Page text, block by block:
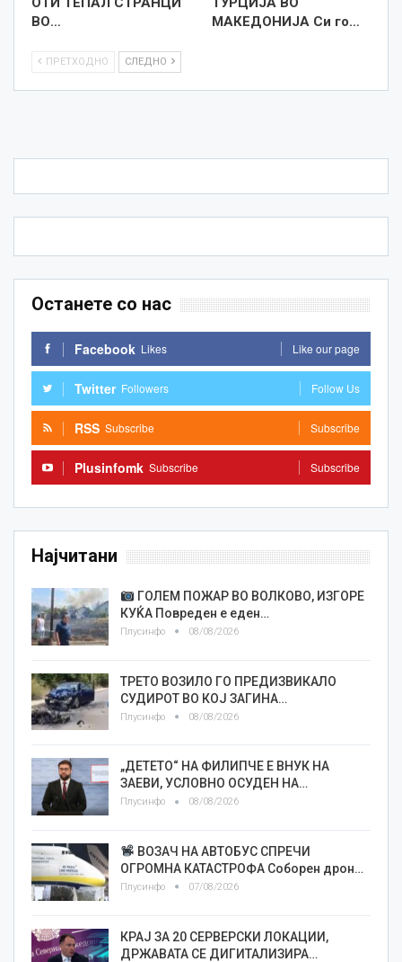
ВО…
МАКЕДОНИЈА Си го…
ПРЕТХОДНО СЛЕДНО
Останете со нас
Facebook Likes Like our page
Twitter Followers Follow Us
RSS Subscribe Subscribe
Plusinfomk Subscribe Subscribe
Најчитани
ГОЛЕМ ПОЖАР ВО ВОЛКОВО, ИЗГОРЕ
КУЌА Повреден е еден…
Плусинфо 08/08/2026
ТРЕТО ВОЗИЛО ГО ПРЕДИЗВИКАЛО
СУДИРОТ ВО КОЈ ЗАГИНА…
Плусинфо 08/08/2026
„ДЕТЕТО“ НА ФИЛИПЧЕ Е ВНУК НА
ЗАЕВИ, УСЛОВНО ОСУДЕН НА…
Плусинфо 08/08/2026
ВОЗАЧ НА АВТОБУС СПРЕЧИ
ОГРОМНА КАТАСТРОФА Соборен дрон…
Плусинфо 07/08/2026
КРАЈ ЗА 20 СЕРВЕРСКИ ЛОКАЦИИ,
ДРЖАВАТА СЕ ДИГИТАЛИЗИРА…